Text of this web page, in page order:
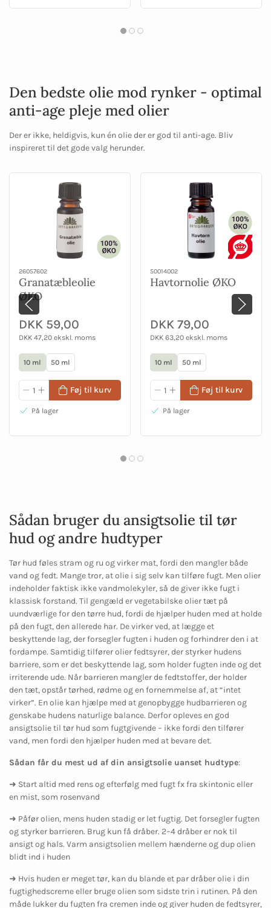
Den bedste olie mod rynker - optimal
anti-age pleje med olier
Der er ikke, heldigvis, kun én olie der er god til anti-age. Bliv
inspireret til det gode valg herunder.
26057602
Granatæbleolie
ØKO
DKK 59,00
DKK 47,20 ekskl. moms
10 ml 50 ml
Føj til kurv
På lager
50014002
Havtornolie ØKO
DKK 79,00
DKK 63,20 ekskl. moms
10 ml 50 ml
Føj til kurv
På lager
Sådan bruger du ansigtsolie til tør
hud og andre hudtyper
Tør hud føles stram og ru og virker mat, fordi den mangler både
vand og fedt. Mange tror, at olie i sig selv kan tilføre fugt. Men olier
indeholder faktisk ikke vandmolekyler, så de giver ikke fugt i
klassisk forstand. Til gengæld er vegetabilske olier tæt på
uundværlige for den tørre hud, fordi de hjælper huden med at holde
på den fugt, den allerede har. De virker ved, at lægge et
beskyttende lag, der forsegler fugten i huden og forhindrer den i at
fordampe. Samtidig tilfører olier fedtsyrer, der styrker hudens
barriere, som er det beskyttende lag, som holder fugten inde og det
irriterende ude. Når barrieren mangler de fedtstoffer, der holder
den tæt, opstår tørhed, rødme og en fornemmelse af, at “intet
virker”. En olie kan hjælpe med at genopbygge hudbarrieren og
genskabe hudens naturlige balance. Derfor opleves en god
ansigtsolie til tør hud som fugtgivende – ikke fordi den tilfører
vand, men fordi den hjælper huden med at bevare det.
Sådan får du mest ud af din ansigtsolie uanset hudtype:
➜ Start altid med rens og efterfølg med fugt fx fra skintonic eller
en mist, som rosenvand
➜ Påfør olien, mens huden stadig er let fugtig. Det forsegler fugten
og styrker barrieren. Brug kun få dråber. 2–4 dråber er nok til
ansigt og hals. Varm ansigtsolien mellem hænderne og dup olien
blidt ind i huden
➜ Hvis huden er meget tør, kan du blande et par dråber olie i din
fugtighedscreme eller bruge olien som sidste trin i rutinen. På den
måde lukker du fugten fra cremen inde og giver huden de fedtsyrer,